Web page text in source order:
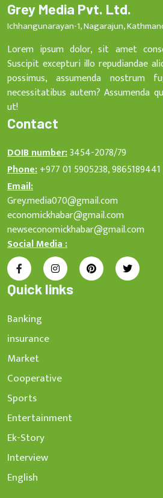
Grey Media Pvt. Ltd.
Ichhangunarayan-1, Nagarajun,
Lorem ipsum dolor, sit amet
Suscipit excepturi illo repudiandae
possimus, assumenda nostrum
necessitatibus autem? Assumenda
ut!
Contact
DOIB number:3454-2078/79
Phone:+977 01 5905238, 9865189441
Email:
Grey.media070@gmail.com
economickhabar@gmail.com
newseconomickhabar@gmail.com
Social Media :
Quick links
Banking
insurance
Market
Cooperative
Sports
Entertainment
Ek-Story
Interview
English